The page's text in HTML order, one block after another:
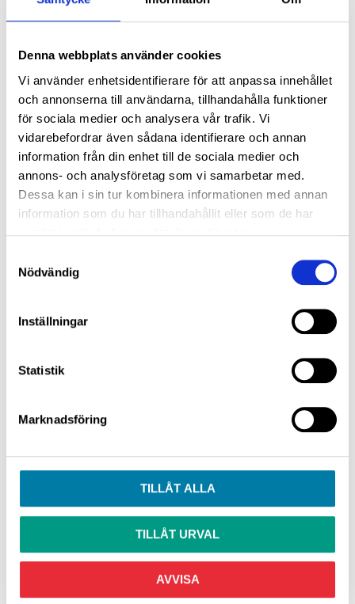
Denna webbplats använder cookies
Vi använder enhetsidentifierare för att anpassa innehållet
och annonserna till användarna, tillhandahålla funktioner
för sociala medier och analysera vår trafik. Vi
vidarebefordrar även sådana identifierare och annan
information från din enhet till de sociala medier och
annons- och analysföretag som vi samarbetar med.
Dessa kan i sin tur kombinera informationen med annan
information som du har tillhandahållit eller som de har
Nödvändig
Inställningar
Statistik
Marknadsföring
TILLÅT ALLA
TILLÅT URVAL
AVVISA
Diesel partikelfilter rengöringspaket medium, för snabb och effektiv rengöring av partikelfiltret.
1 269,00 1 376,00
KÖP
239,00
INFO
JLM LUBRICANTS PARTIKELFILTER
Håll ditt dieselpartikelfilter (DPF) i toppskick med
Lubricants!
På Josema.se erbjuder vi ett brett sortiment av DPF-
rengöringsmedel som är framtagna för att lösa
vanliga problem med igensatta partikelfilter och
rengöring, står vi redo med produkter som levererar